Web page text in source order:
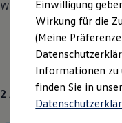
Schnell verfügbare
Angebote und
Aktuelle
E-Auto-
Volkswagen
Die ENERGY
Junge
Witten/Hattingen GmbH(
2 Angebote
Einwilligung
Wirkung für die
(Meine
Informationen zu
finden Sie in